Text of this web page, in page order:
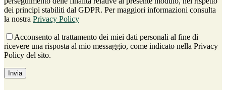
dei principi stabiliti dal GDPR. Per maggiori informazioni consulta
la nostra Privacy Policy
Acconsento al trattamento dei miei dati personali al fine di
ricevere una risposta al mio messaggio, come indicato nella Privacy
Policy del sito.